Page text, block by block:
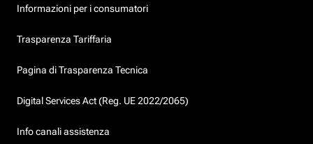
Informazioni per i consumatori
Trasparenza Tariffaria
Pagina di Trasparenza Tecnica
Digital Services Act (Reg. UE 2022/2065)
Info canali assistenza